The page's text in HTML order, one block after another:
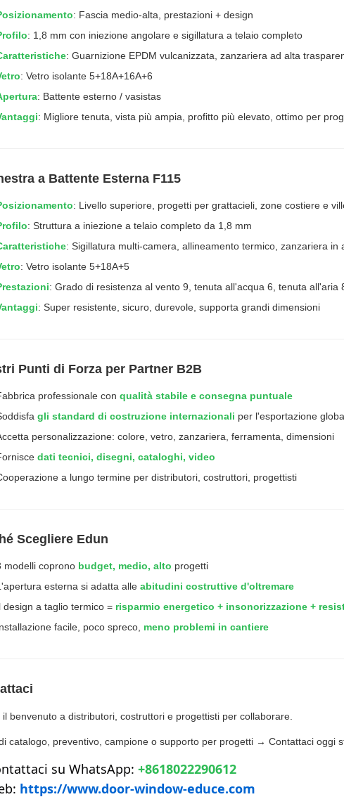
: Fascia medio-alta, prestazioni + design
: 1,8 mm con iniezione angolare e sigillatura a telaio completo
: Guarnizione EPDM vulcanizzata, zanzariera ad alta
: Vetro isolante 5+18A+16A+6
: Battente esterno / vasistas
: Migliore tenuta, vista più ampia, profitto più elevato, ottimo per
a Battente Esterna F115
: Livello superiore, progetti per grattacieli, zone costiere e
: Struttura a iniezione a telaio completo da 1,8 mm
: Sigillatura multi-camera, allineamento termico, zanzariera in
: Vetro isolante 5+18A+5
: Grado di resistenza al vento 9, tenuta all'acqua 6, tenuta all'aria
: Super resistente, sicuro, durevole, supporta grandi dimensioni
Punti di Forza per Partner B2B
professionale con qualità stabile e consegna puntuale
gli standard di costruzione internazionali per l'esportazione
personalizzazione: colore, vetro, zanzariera, ferramenta, dimensioni
dati tecnici, disegni, cataloghi, video
a lungo termine per distributori, costruttori, progettisti
Scegliere Edun
modelli coprono budget, medio, alto progetti
esterna si adatta alle abitudini costruttive d'oltremare
design a taglio termico = risparmio energetico + insonorizzazione +
facile, poco spreco, meno problemi in cantiere
il benvenuto a distributori, costruttori e progettisti per collaborare.
catalogo, preventivo, campione o supporto per progetti → Contattaci oggi
su WhatsApp: +8618022290612
https://www.door-window-educe.com